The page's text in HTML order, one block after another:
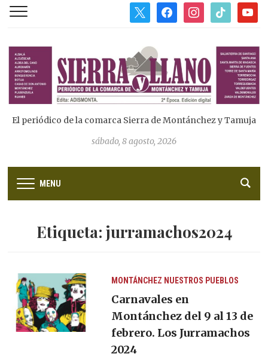
facebookinstagram
tiktok
El periódico de la comarca Sierra de Montánchez y Tamuja
sábado, 8 agosto, 2026
MENU
Etiqueta: jurramachos2024
MONTÁNCHEZ NUESTROS PUEBLOS
Carnavales en
Montánchez del 9 al 13 de
febrero. Los Jurramachos
2024